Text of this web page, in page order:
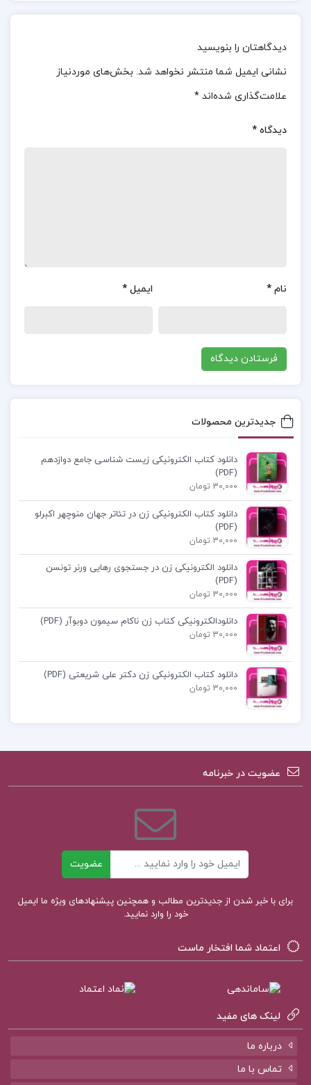
سردرگمی می‌کنید، تا به درک عمیق‌تری از خود برسید.
معرفی کتاب سیذارتا هرمان هسه :
نوشته هرمان هسه، یکی از آثار برجسته ادبیات جهان
است. این کتاب داستان زندگی سیذارتا، پسری برهمنی
طولانی و پرماجرا را آغاز می‌کند. سیذارتا ابتدا
گوتاما
دانلود کتاب سیذارتا
جملات زیبا از کتاب سیذارتا
دانلود کتاب سیذارتا
کتاب سیذارتا هرمان هسه PDF
کتاب پیشنهادی پروژه کده
کتاب الکترونیکی روان سنجی دکتر حمزه گنجی
کتاب الکترونیکی تاثیر دکتر رابرت بی سیالدینی
دیدگاهتان را بنویسید
نشانی ایمیل شما منتشر نخواهد شد. بخش‌های موردنیاز
علامت‌گذاری شده‌اند *
دیدگاه *
نام * ایمیل *
جدیدترین محصولات
دانلود کتاب الکترونیکی زیست شناسی جامع دوازدهم
(PDF)
30,000 تومان
دانلود کتاب الکترونیکی زن در تئاتر جهان منوچهر اکبرلو
(PDF)
30,000 تومان
دانلود الکترونیکی زن در جستجوی رهایی ورنر تونسن
(PDF)
30,000 تومان
دانلودالکترونیکی کتاب زن ناکام سیمون دوبوآر (PDF)
30,000 تومان
دانلود کتاب الکترونیکی زن دکتر علی شریعتی (PDF)
30,000 تومان
عضویت در خبرنامه
عضویت
برای با خبر شدن از جدیدترین مطالب و همچنین پیشنهادهای ویژه ما ایمیل
خود را وارد نمایید.
اعتماد شما افتخار ماست
لینک های مفید
درباره ما
تماس با ما